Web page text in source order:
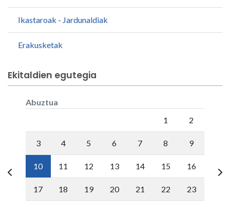
Ikastaroak - Jardunaldiak
Erakusketak
Ekitaldien egutegia
Abuztua
1 2
3 4 5 6 7 8 9
10 11 12 13 14 15 16
17 18 19 20 21 22 23